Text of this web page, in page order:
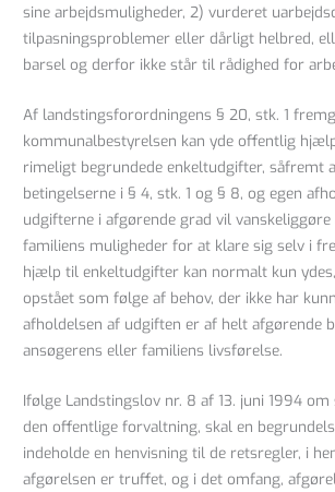
sine arbejdsmuligheder, 2) vurderet
tilpasningsproblemer eller dårligt helbred,
barsel og derfor ikke står til rådighed for
Af landstingsforordningens § 20, stk. 1
kommunalbestyrelsen kan yde offentlig
rimeligt begrundede enkeltudgifter, såfremt
betingelserne i § 4, stk. 1 og § 8, og egen
udgifterne i afgørende grad vil vanskeliggøre
familiens muligheder for at klare sig selv i
hjælp til enkeltudgifter kan normalt kun
opstået som følge af behov, der ikke har
afholdelsen af udgiften er af helt afgørende
ansøgerens eller familiens livsførelse.
Ifølge Landstingslov nr. 8 af 13. juni 1994 om
den offentlige forvaltning, skal en
indeholde en henvisning til de retsregler, i
afgørelsen er truffet, og i det omfang,